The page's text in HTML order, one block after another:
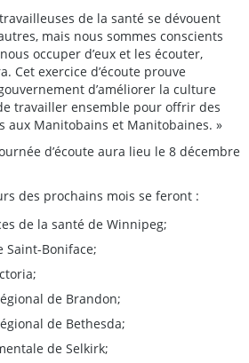
de la santé se dévouent
mais nous sommes conscients
occuper d’eux et les écouter,
Cet exercice d’écoute prouve
d’améliorer la culture
travailler ensemble pour offrir des
aux Manitobains et Manitobaines. »
d’écoute aura lieu le 8 décembre
des prochains mois se feront :
de la santé de Winnipeg;
Saint-Boniface;
de Brandon;
de Bethesda;
de Selkirk;